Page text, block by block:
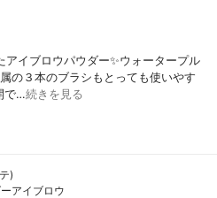
アイブロウパウダー✨ウォータープル
の３本のブラシもとっても使いやす
で…続きを見る
)
アイブロウ